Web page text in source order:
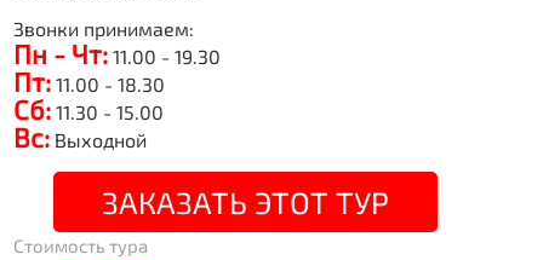
Звонки принимаем:
Пн - Чт: 11.00 - 19.30
Пт: 11.00 - 18.30
Сб: 11.30 - 15.00
Вс: Выходной
ЗАКАЗАТЬ ЭТОТ ТУР
Стоимость тура